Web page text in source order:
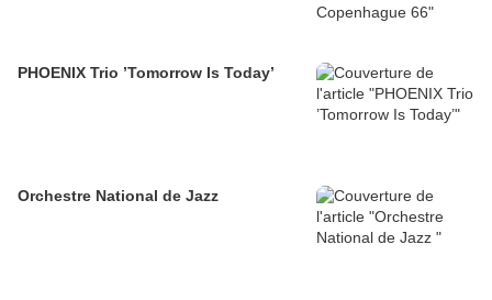
PHOENIX Trio ’Tomorrow Is Today’
Orchestre National de Jazz